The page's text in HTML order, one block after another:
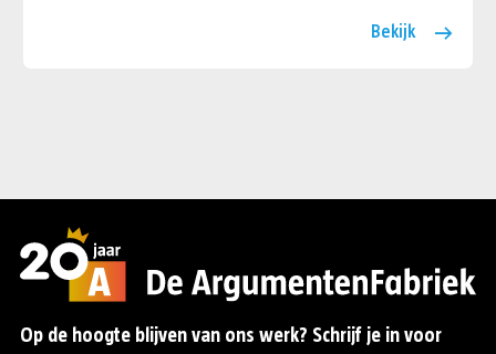
Bekijk
Op de hoogte blijven van ons werk? Schrijf je in voor